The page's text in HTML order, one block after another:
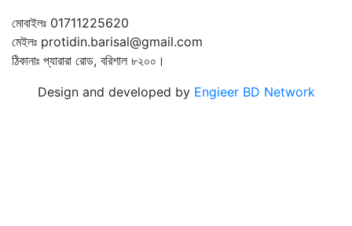
মোবাইলঃ 01711225620
মেইলঃ protidin.barisal@gmail.com
ঠিকানাঃ প্যারারা রোড, বরিশাল ৮২০০।
Design and developed by Engieer BD Network